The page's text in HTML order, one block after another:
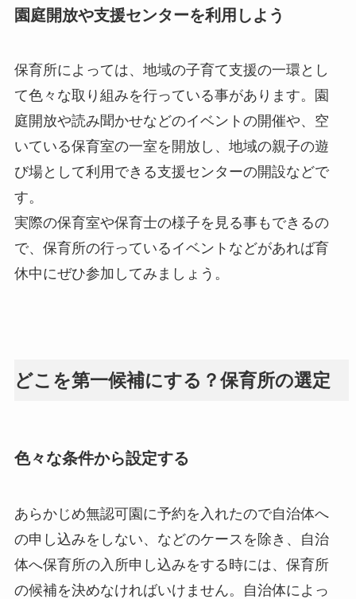
園庭開放や支援センターを利用しよう
保育所によっては、地域の子育て支援の一環とし
て色々な取り組みを行っている事があります。園
庭開放や読み聞かせなどのイベントの開催や、空
いている保育室の一室を開放し、地域の親子の遊
び場として利用できる支援センターの開設などで
す。
実際の保育室や保育士の様子を見る事もできるの
で、保育所の行っているイベントなどがあれば育
休中にぜひ参加してみましょう。
どこを第一候補にする？保育所の選定
色々な条件から設定する
あらかじめ無認可園に予約を入れたので自治体へ
の申し込みをしない、などのケースを除き、自治
体へ保育所の入所申し込みをする時には、保育所
の候補を決めなければいけません。自治体によっ